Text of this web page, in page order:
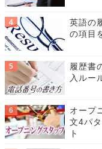
英語の
の項目
履歴書
入ルー
オープ
文4パ
ト